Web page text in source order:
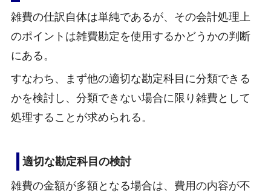
雑費の仕訳自体は単純であるが、その会計処理上
のポイントは雑費勘定を使用するかどうかの判断
にある。
すなわち、まず他の適切な勘定科目に分類できる
かを検討し、分類できない場合に限り雑費として
処理することが求められる。
適切な勘定科目の検討
雑費の金額が多額となる場合は、費用の内容が不